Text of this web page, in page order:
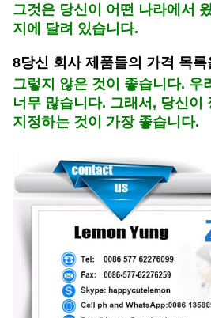
그것은 당신이 어떤 나라에서
지에 달려 있습니다.
8당신 회사 제품들의 가격 목
그렇지 않은 것이 좋습니다. 우
너무 많습니다. 그래서, 당신이
지정하는 것이 가장 좋습니다.